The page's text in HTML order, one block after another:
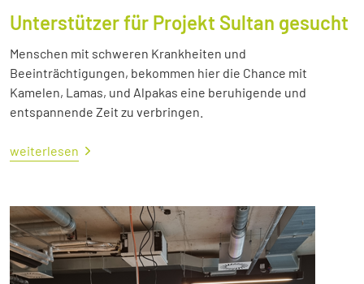
Unterstützer für Projekt Sultan gesucht
Menschen mit schweren Krankheiten und
Beeinträchtigungen, bekommen hier die Chance mit
Kamelen, Lamas, und Alpakas eine beruhigende und
entspannende Zeit zu verbringen.
weiterlesen